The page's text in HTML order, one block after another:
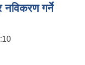
नविकरण गर्ने